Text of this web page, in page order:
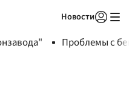
Новости
Проблемы с